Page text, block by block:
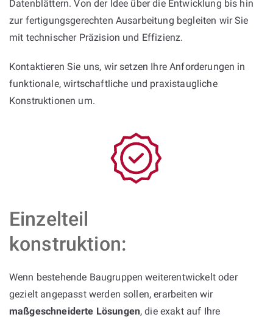
Datenblättern. Von der Idee über die Entwicklung bis hin
zur fertigungsgerechten Ausarbeitung begleiten wir Sie
mit technischer Präzision und Effizienz.
Kontaktieren Sie uns, wir setzen Ihre Anforderungen in
funktionale, wirtschaftliche und praxistaugliche
Konstruktionen um.
Einzelteil
konstruktion:
Wenn bestehende Baugruppen weiterentwickelt oder
gezielt angepasst werden sollen, erarbeiten wir
maßgeschneiderte Lösungen, die exakt auf Ihre